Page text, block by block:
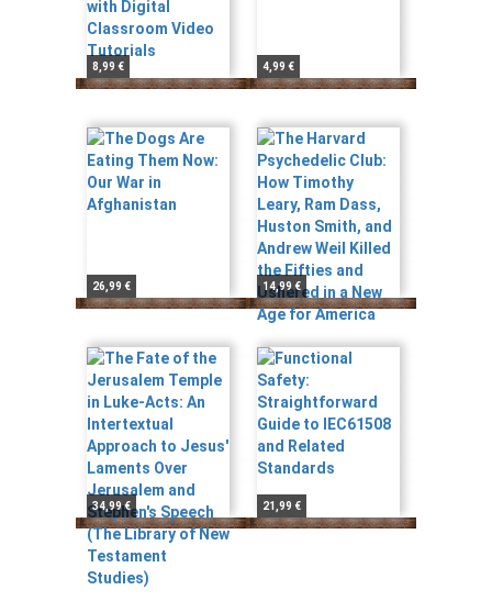
8,99 € 4,99 €
26,99 € 14,99 €
34,99 € 21,99 €